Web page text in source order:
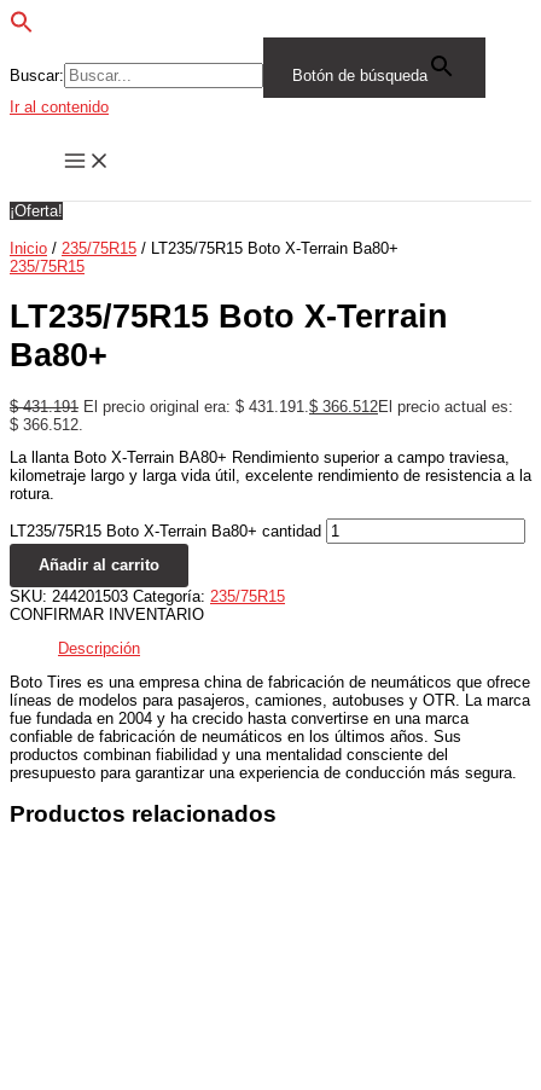
Buscar:
Botón de búsqueda
Ir al contenido
¡Oferta!
Inicio / 235/75R15 / LT235/75R15 Boto X-Terrain Ba80+
235/75R15
LT235/75R15 Boto X-Terrain
Ba80+
$431.191 El precio original era: $ 431.191. $ 366.512El precio actual es:
$ 366.512.
La llanta Boto X-Terrain BA80+ Rendimiento superior a campo traviesa,
kilometraje largo y larga vida útil, excelente rendimiento de resistencia a la
rotura.
LT235/75R15 Boto X-Terrain Ba80+ cantidad
Añadir al carrito
SKU: 244201503 Categoría: 235/75R15
CONFIRMAR INVENTARIO
Descripción
Boto Tires es una empresa china de fabricación de neumáticos que ofrece
líneas de modelos para pasajeros, camiones, autobuses y OTR. La marca
fue fundada en 2004 y ha crecido hasta convertirse en una marca
confiable de fabricación de neumáticos en los últimos años. Sus
productos combinan fiabilidad y una mentalidad consciente del
presupuesto para garantizar una experiencia de conducción más segura.
Productos relacionados